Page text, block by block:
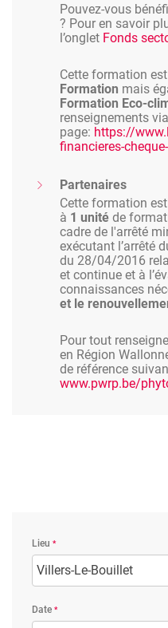
Pouvez-vous
? Pour en savoir
l’onglet Fonds
Cette formation
Formation mais
Formation Eco-
renseignements
page: https://
financieres-
Partenaires
Cette formation
à 1 unité de
cadre de l'arrêté
exécutant l’arrêté
du 28/04/2016
et continue et à
connaissances
et le
Pour tout
en Région
de référence
www.pwrp.be/
Lieu
Villers-Le-Bouillet
Date